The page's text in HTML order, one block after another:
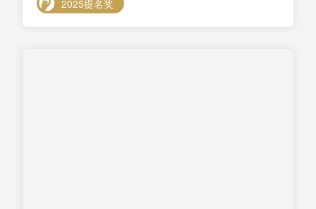
2025提名奖